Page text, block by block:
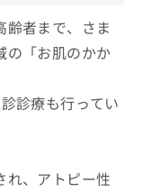
齢者まで、さま
の「お肌のかか
診療も行ってい
れ、アトピー性